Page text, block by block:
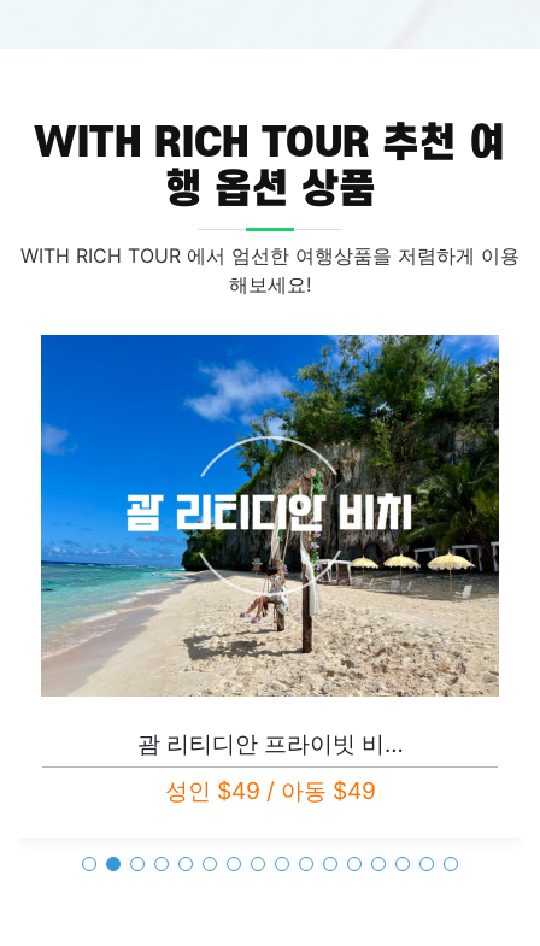
WITH RICH TOUR 추천 여
행 옵션 상품
WITH RICH TOUR 에서 엄선한 여행상품을 저렴하게 이용
해보세요!
괌 리티디안 프라이빗 비…
성인 $49 / 아동 $49